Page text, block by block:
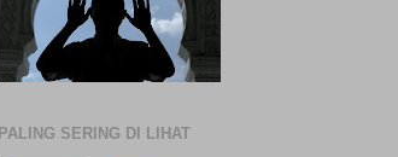
PALING SERING DI LIHAT